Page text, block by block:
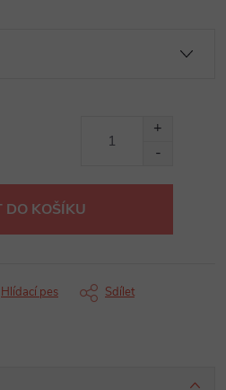
DO KOŠÍKU
Hlídací pes Sdílet